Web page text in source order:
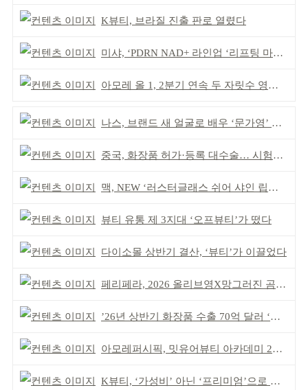
K뷰티, 브라질 진출 판로 열렸다
미샤, ‘PDRN NAD+ 라인업 ‘리프팅 마스크’ 출시
아모레 올 1, 2분기 연속 두 자릿수 영업이익률 기록
나스, 브랜드 새 얼굴로 배우 ‘문가영’ 발탁
중국, 화장품 허가·등록 대수술… 시험자료 공용 허용
맥, NEW ‘러스터글래스 쉬어 샤인 립스틱’ 출시
뷰티 유통 제 3지대 ‘오프뷰티’가 떴다
다이소몰 상반기 결산, ‘뷰티’가 이끌었다
페리페라, 2026 올리브영X망그러진 곰 콜라보
’26년 상반기 화장품 수출 70억 달러 ‘역대 최고’
아모레퍼시픽, 밋유어뷰티 아카데미 2기 발대식
K뷰티, ‘가성비’ 아닌 ‘프리미엄’으로 승부걸어야